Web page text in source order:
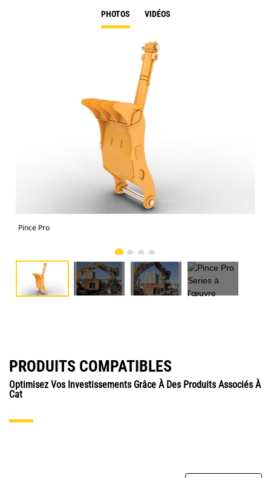
PHOTOS VIDÉOS
Pince Pro
PRODUITS COMPATIBLES
Optimisez Vos Investissements Grâce À Des Produits Associés À
Cat